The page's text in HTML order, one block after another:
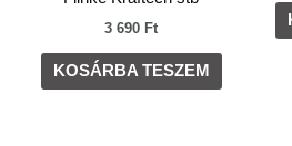
3 690 Ft
KOSÁRBA TESZEM